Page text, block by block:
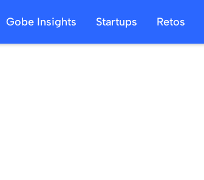
Gobe Insights Startups Retos